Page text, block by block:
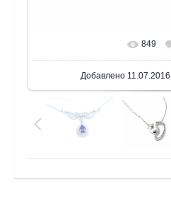
В реальном размере
849
Добавлено 11.07.2016